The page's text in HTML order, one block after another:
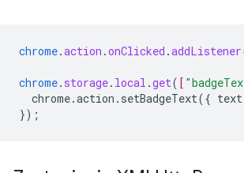
chrome.action .onClicked .addListener
chrome. storage. local .get( [
chrome.action.setBadgeText({ text
});